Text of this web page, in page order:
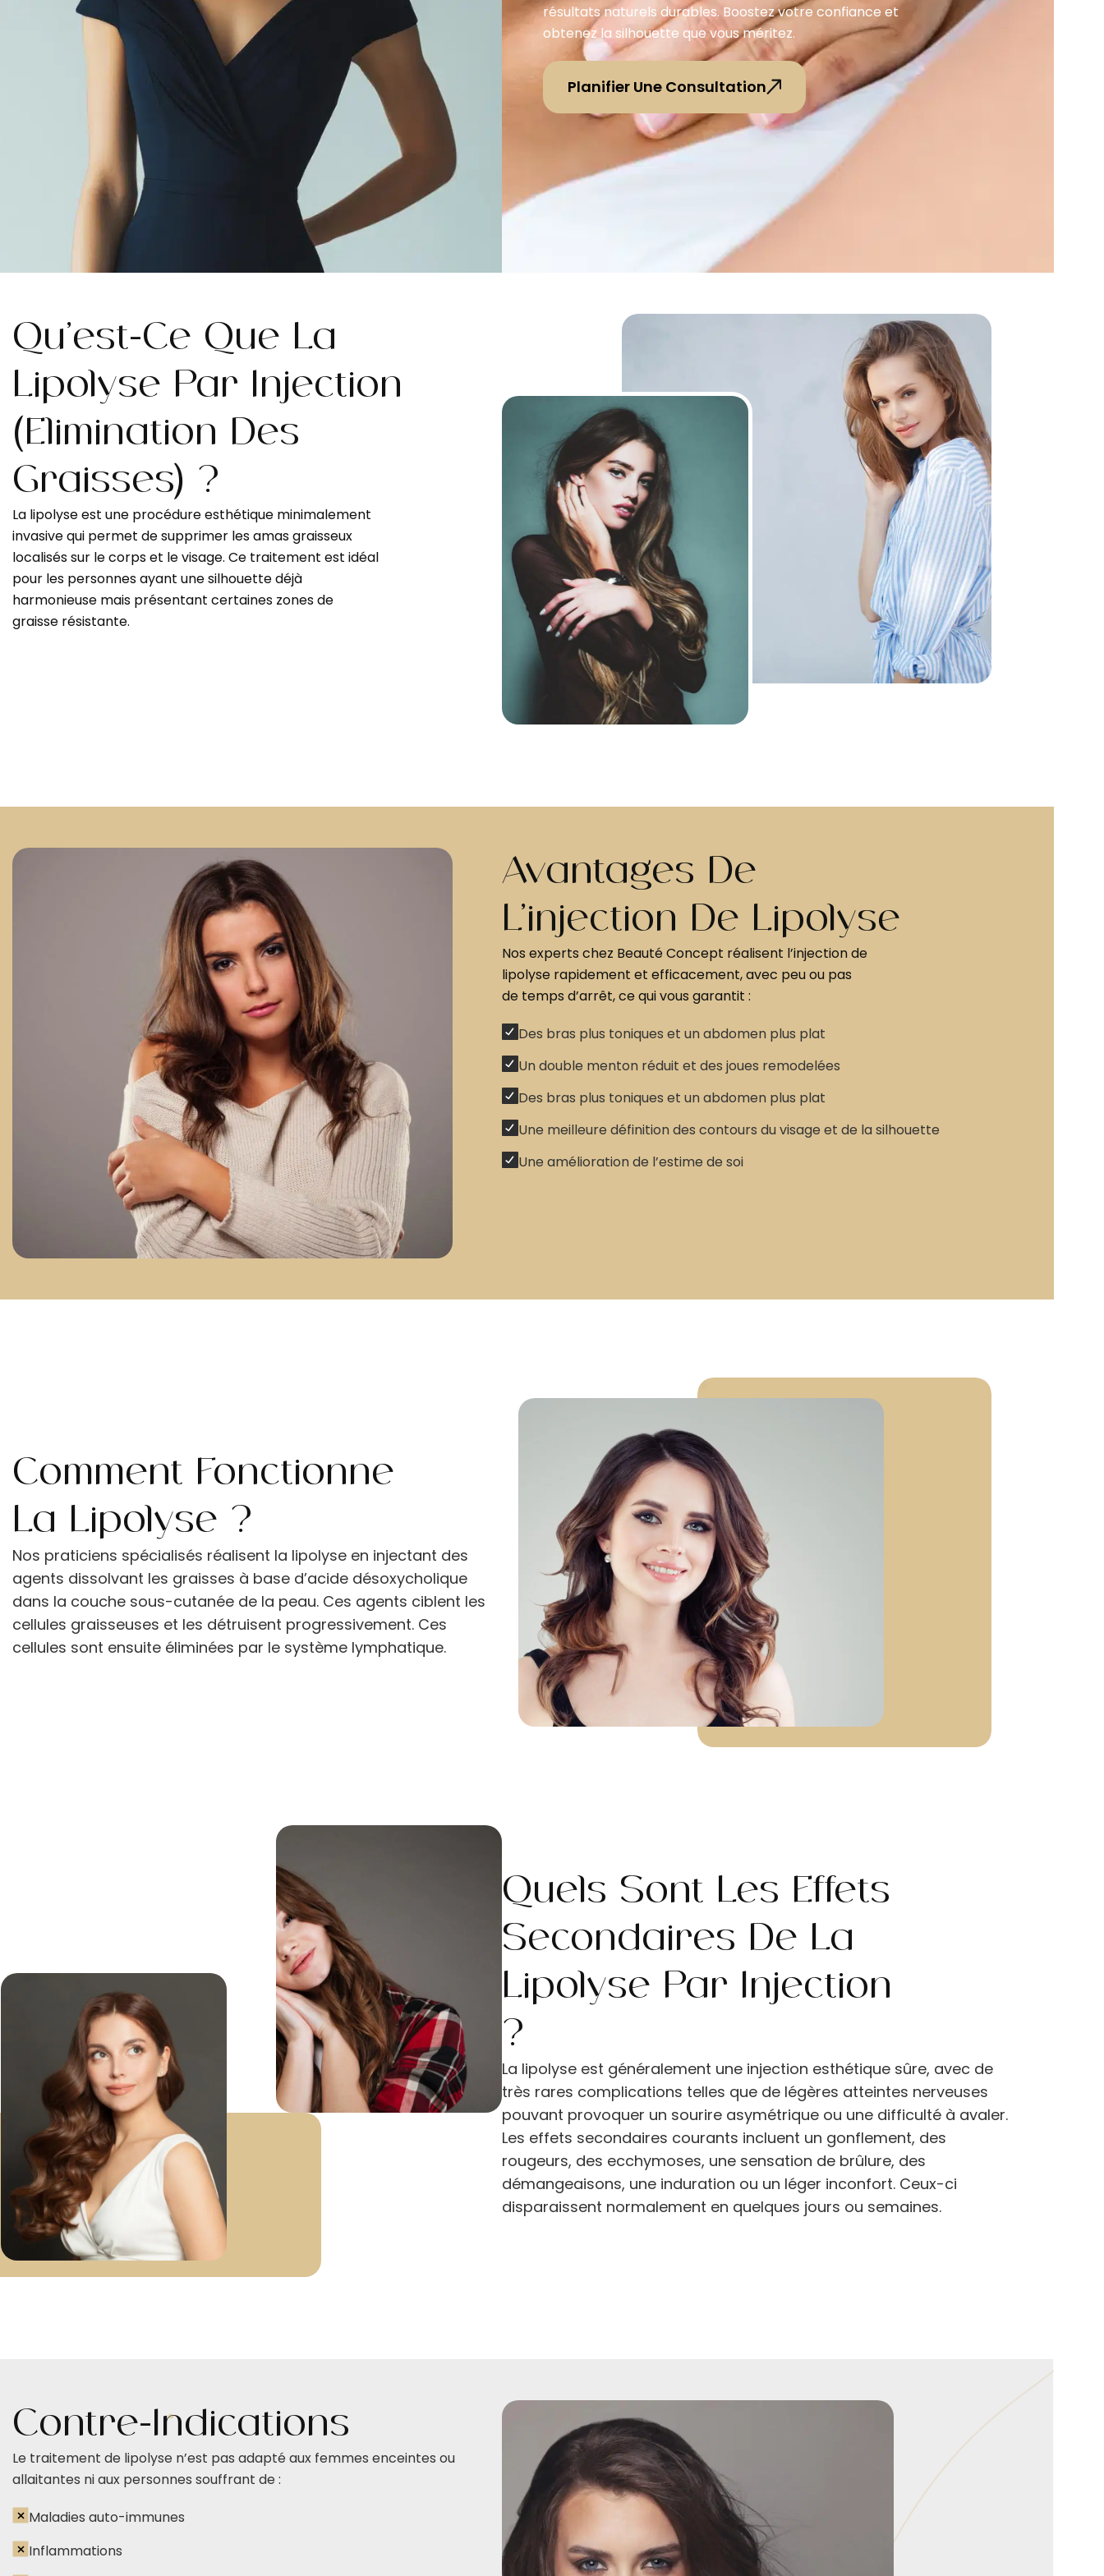
résultats naturels durables. Boostez votre confiance et
obtenez la silhouette que vous méritez.
Planifier Une Consultation
Qu’est-Ce Que La
Lipolyse Par Injection
(élimination Des
Graisses) ?
La lipolyse est une procédure esthétique minimalement
invasive qui permet de supprimer les amas graisseux
localisés sur le corps et le visage. Ce traitement est idéal
pour les personnes ayant une silhouette déjà
harmonieuse mais présentant certaines zones de
graisse résistante.
Avantages De
L’injection De Lipolyse
Nos experts chez Beauté Concept réalisent l’injection de
lipolyse rapidement et efficacement, avec peu ou pas
de temps d’arrêt, ce qui vous garantit :
Des bras plus toniques et un abdomen plus plat
Un double menton réduit et des joues remodelées
Des bras plus toniques et un abdomen plus plat
Une meilleure définition des contours du visage et de la silhouette
Une amélioration de l’estime de soi
Comment Fonctionne
La Lipolyse ?
Nos praticiens spécialisés réalisent la lipolyse en injectant des
agents dissolvant les graisses à base d’acide désoxycholique
dans la couche sous-cutanée de la peau. Ces agents ciblent les
cellules graisseuses et les détruisent progressivement. Ces
cellules sont ensuite éliminées par le système lymphatique.
Quels Sont Les Effets
Secondaires De La
Lipolyse Par Injection
?
La lipolyse est généralement une injection esthétique sûre, avec de
très rares complications telles que de légères atteintes nerveuses
pouvant provoquer un sourire asymétrique ou une difficulté à avaler.
Les effets secondaires courants incluent un gonflement, des
rougeurs, des ecchymoses, une sensation de brûlure, des
démangeaisons, une induration ou un léger inconfort. Ceux-ci
disparaissent normalement en quelques jours ou semaines.
Contre-Indications
Le traitement de lipolyse n’est pas adapté aux femmes enceintes ou
allaitantes ni aux personnes souffrant de :
Maladies auto-immunes
Inflammations